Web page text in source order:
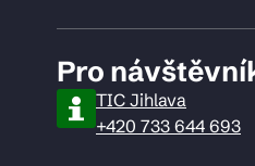
Pro
TIC Jihlava
+420 733 644 693